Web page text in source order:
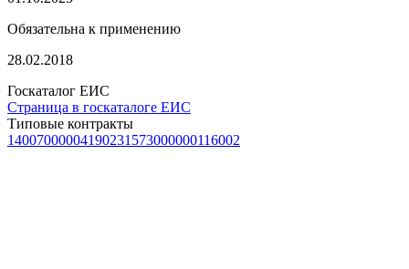
Обязательна к применению
28.02.2018
Госкаталог ЕИС
Страница в госкаталоге ЕИС
Типовые контракты
14007000004190231573000000116002